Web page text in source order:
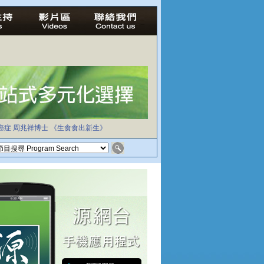
症 周兆祥博士 《生食食出新生》